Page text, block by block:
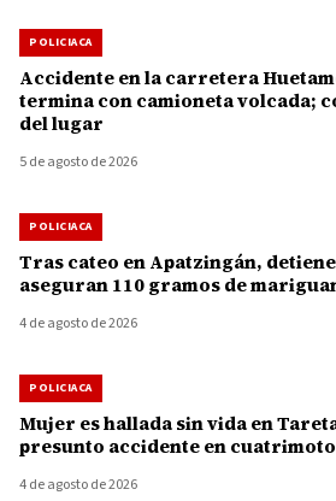
POLICIACA
Accidente en la carretera
termina con camioneta volcada;
del lugar
5 de agosto de 2026
POLICIACA
Tras cateo en Apatzingán,
aseguran 110 gramos de
4 de agosto de 2026
POLICIACA
Mujer es hallada sin vida en
presunto accidente en cuatrimoto
4 de agosto de 2026